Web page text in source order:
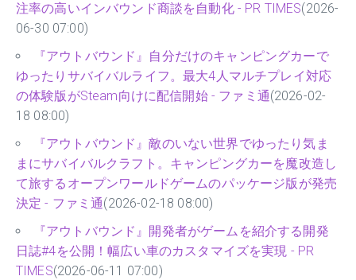
注率の高いインバウンド商談を自動化 - PR TIMES(2026-
06-30 07:00)
『アウトバウンド』自分だけのキャンピングカーで
ゆったりサバイバルライフ。最大4人マルチプレイ対応
の体験版がSteam向けに配信開始 - ファミ通(2026-02-
18 08:00)
『アウトバウンド』敵のいない世界でゆったり気ま
まにサバイバルクラフト。キャンピングカーを魔改造し
て旅するオープンワールドゲームのパッケージ版が発売
決定 - ファミ通(2026-02-18 08:00)
『アウトバウンド』開発者がゲームを紹介する開発
日誌#4を公開！幅広い車のカスタマイズを実現 - PR
TIMES(2026-06-11 07:00)